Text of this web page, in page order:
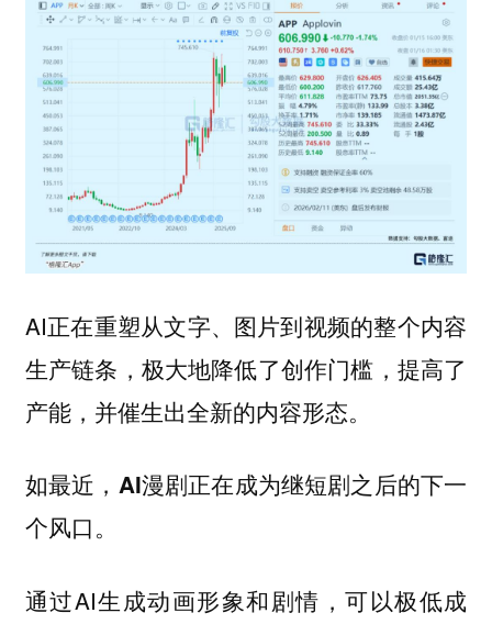
AI正在重塑从文字、图片到视频的整个内容
生产链条，极大地降低了创作门槛，提高了
产能，并催生出全新的内容形态。
如最近，AI漫剧正在成为继短剧之后的下一
个风口。
通过AI生成动画形象和剧情，可以极低成